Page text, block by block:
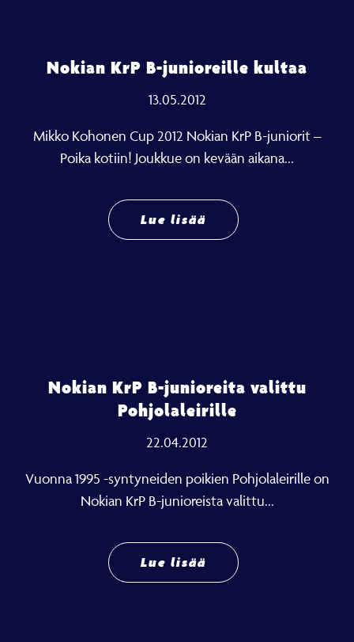
Nokian KrP B-junioreille kultaa
13.05.2012
Mikko Kohonen Cup 2012 Nokian KrP B-juniorit –
Poika kotiin! Joukkue on kevään aikana...
Lue lisää
Nokian KrP B-junioreita valittu
Pohjolaleirille
22.04.2012
Vuonna 1995 -syntyneiden poikien Pohjolaleirille on
Nokian KrP B-junioreista valittu...
Lue lisää